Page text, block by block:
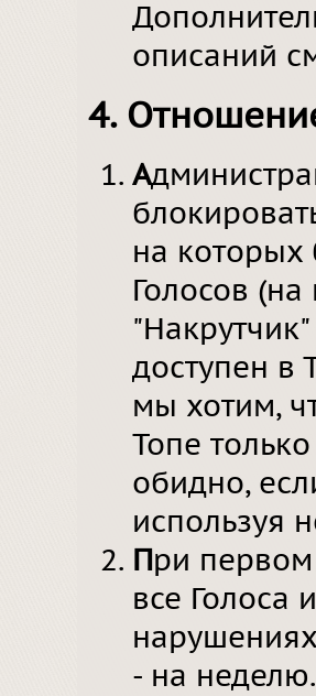
описаний
4.
А
на которых
Голосов
доступен в
мы хотим,
Топе
обидно,
используя
При первом
все Голоса
- на